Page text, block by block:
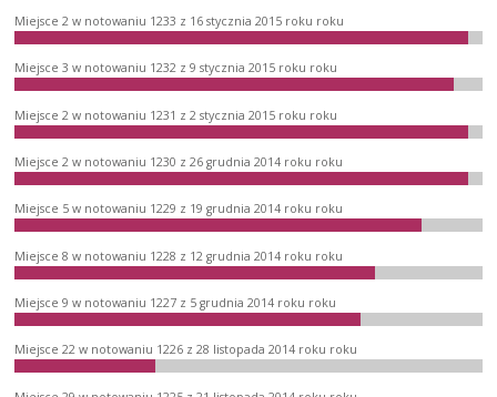
Miejsce 2 w notowaniu 1233 z 16 stycznia 2015 roku roku
Miejsce 3 w notowaniu 1232 z 9 stycznia 2015 roku roku
Miejsce 2 w notowaniu 1231 z 2 stycznia 2015 roku roku
Miejsce 2 w notowaniu 1230 z 26 grudnia 2014 roku roku
Miejsce 5 w notowaniu 1229 z 19 grudnia 2014 roku roku
Miejsce 8 w notowaniu 1228 z 12 grudnia 2014 roku roku
Miejsce 9 w notowaniu 1227 z 5 grudnia 2014 roku roku
Miejsce 22 w notowaniu 1226 z 28 listopada 2014 roku roku